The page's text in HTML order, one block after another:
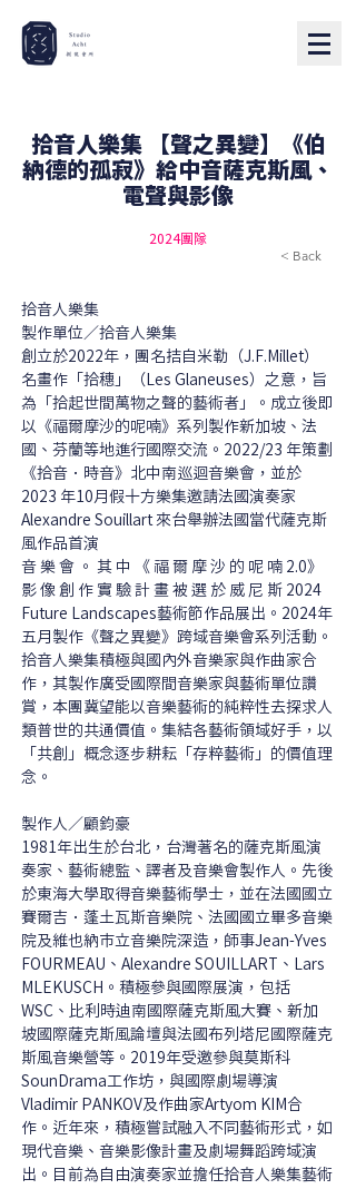
拾音人樂集 【聲之異變】《伯
納德的孤寂》給中音薩克斯風、
電聲與影像
2024團隊
< Back
拾音人樂集
製作單位／拾音人樂集
創立於2022年，團名拮自米勒（J.F.Millet）
名畫作「拾穗」（Les Glaneuses）之意，旨
為「拾起世間萬物之聲的藝術者」。成立後即
以《福爾摩沙的呢喃》系列製作新加坡、法
國、芬蘭等地進行國際交流。2022/23 年策劃
《拾音．時音》北中南巡迴音樂會，並於
2023 年10月假十方樂集邀請法國演奏家
Alexandre Souillart 來台舉辦法國當代薩克斯
風作品首演
音 樂 會 。 其 中 《 福 爾 摩 沙 的 呢 喃 2.0》
影 像 創 作 實 驗 計 畫 被 選 於 威 尼 斯 2024
Future Landscapes藝術節作品展出。2024年
五月製作《聲之異變》跨域音樂會系列活動。
拾音人樂集積極與國內外音樂家與作曲家合
作，其製作廣受國際間音樂家與藝術單位讚
賞，本團冀望能以音樂藝術的純粹性去探求人
類普世的共通價值。集結各藝術領域好手，以
「共創」概念逐步耕耘「存粹藝術」的價值理
念。
製作人／顧鈞豪
1981年出生於台北，台灣著名的薩克斯風演
奏家、藝術總監、譯者及音樂會製作人。先後
於東海大學取得音樂藝術學士，並在法國國立
賽爾吉．蓬土瓦斯音樂院、法國國立畢多音樂
院及維也納市立音樂院深造，師事Jean-Yves
FOURMEAU、Alexandre SOUILLART、Lars
MLEKUSCH。積極參與國際展演，包括
WSC、比利時迪南國際薩克斯風大賽、新加
坡國際薩克斯風論壇與法國布列塔尼國際薩克
斯風音樂營等。2019年受邀參與莫斯科
SounDrama工作坊，與國際劇場導演
Vladimir PANKOV及作曲家Artyom KIM合
作。近年來，積極嘗試融入不同藝術形式，如
現代音樂、音樂影像計畫及劇場舞蹈跨域演
出。目前為自由演奏家並擔任拾音人樂集藝術